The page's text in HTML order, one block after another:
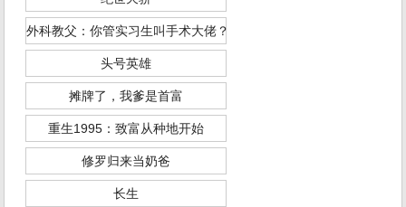
外科教父：你管实习生叫手术大佬？
头号英雄
摊牌了，我爹是首富
重生1995：致富从种地开始
修罗归来当奶爸
长生